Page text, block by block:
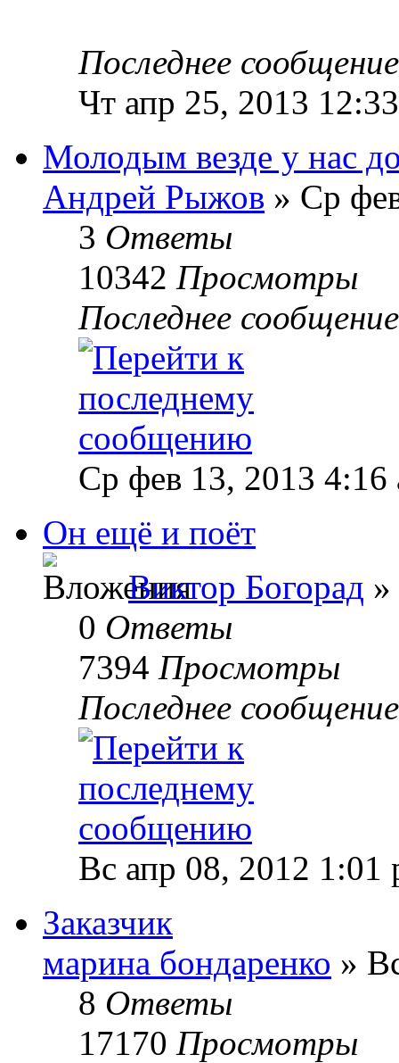
Последнее
Чт апр 25, 2013
Молодым везде у нас
Андрей Рыжов » Ср
3 Ответы
10342 Просмотры
Последнее
Ср фев 13, 2013 4:16
Он ещё и поёт
Виктор Богорад
0 Ответы
7394 Просмотры
Последнее
Вс апр 08, 2012 1:01
Заказчик
марина бондаренко »
8 Ответы
17170 Просмотры